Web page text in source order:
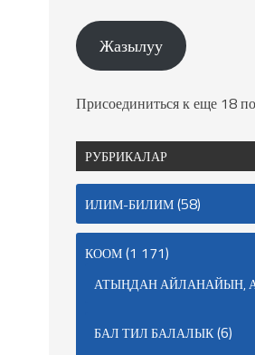
Жазылуу
Присоединиться к еще 18
РУБРИКАЛАР
ИЛИМ-БИЛИМ(58)
КООМ(1 171)
АТЫҢДАН АЙЛАНАЙЫН,
БАЛ ТИЛ БАЛАЛЫК(6)